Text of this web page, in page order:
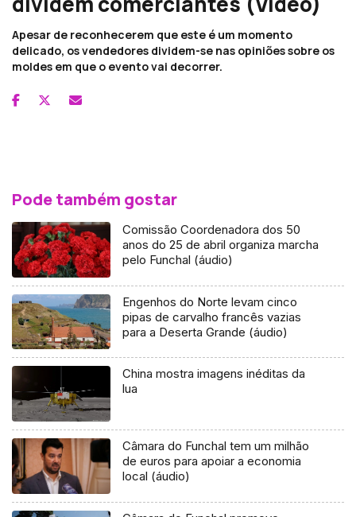
Apesar de reconhecerem que este é um momento
delicado, os vendedores dividem-se nas opiniões sobre os
moldes em que o evento vai decorrer.
Pode também gostar
Comissão Coordenadora dos 50
anos do 25 de abril organiza marcha
pelo Funchal (áudio)
Engenhos do Norte levam cinco
pipas de carvalho francês vazias
para a Deserta Grande (áudio)
China mostra imagens inéditas da
lua
Câmara do Funchal tem um milhão
de euros para apoiar a economia
local (áudio)